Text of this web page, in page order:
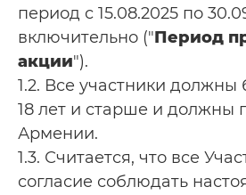
период с 15.08.2025 по
включительно ("Период
акции").
1.2. Все участники должны
18 лет и старше и должны
Армении.
1.3. Считается, что все
согласие соблюдать